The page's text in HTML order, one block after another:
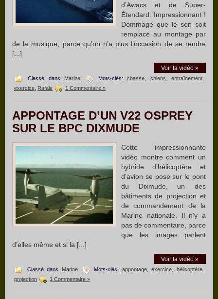
d’Awacs et de Super-
Étendard. Impressionnant !
Dommage que le son soit
remplacé au montage par
de la musique, parce qu’on n’a plus l’occasion de se rendre
[...]
Voir la vidéo »
Classé dans Marine Mots-clés:chasse chiens entraînement
exercice Rafale 1 Commentaire »
APPONTAGE D’UN V22 OSPREY
SUR LE BPC DIXMUDE
Cette impressionnante
vidéo montre comment un
hybride d’hélicoptère et
d’avion se pose sur le pont
du Dixmude, un des
bâtiments de projection et
de commandement de la
Marine nationale. Il n’y a
pas de commentaire, parce
que les images parlent
d’elles même et si la [...]
Voir la vidéo »
Classé dans Marine Mots-clés: appontage,exercice hélicoptère
projection
1 Commentaire »